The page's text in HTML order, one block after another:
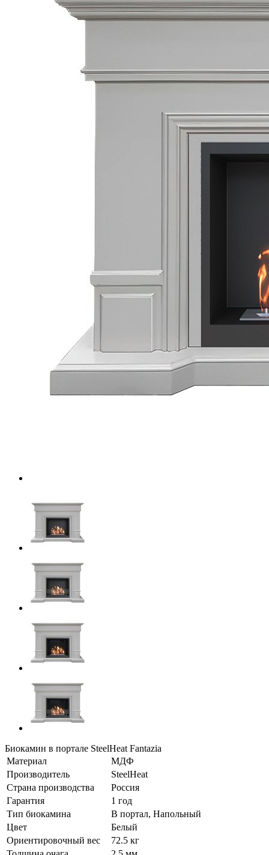
Биокамин в портале SteelHeat Fantazia
Материал
МДФ
Производитель
SteelHeat
Страна производства
Россия
Гарантия
1 год
Тип биокамина
В портал, Напольный
Цвет
Белый
Ориентировочный вес
72.5 кг